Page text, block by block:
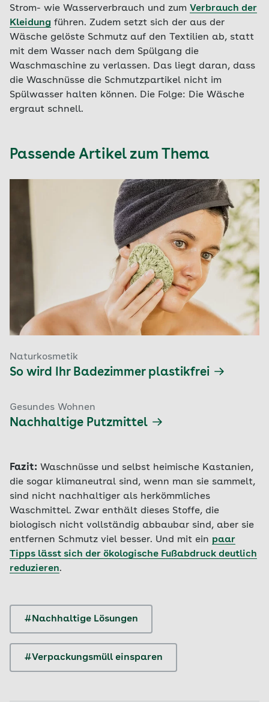
Strom- wie Wasserverbrauch und zum Verbrauch der
Kleidung führen. Zudem setzt sich der aus der
Wäsche gelöste Schmutz auf den Textilien ab, statt
mit dem Wasser nach dem Spülgang die
Waschmaschine zu verlassen. Das liegt daran, dass
die Waschnüsse die Schmutzpartikel nicht im
Spülwasser halten können. Die Folge: Die Wäsche
ergraut schnell.
Passende Artikel zum Thema
Naturkosmetik
So wird Ihr Badezimmer plastikfrei
Gesundes Wohnen
Nachhaltige Putzmittel
Fazit: Waschnüsse und selbst heimische Kastanien,
die sogar klimaneutral sind, wenn man sie sammelt,
sind nicht nachhaltiger als herkömmliches
Waschmittel. Zwar enthält dieses Stoffe, die
biologisch nicht vollständig abbaubar sind, aber sie
entfernen Schmutz viel besser. Und mit ein paar
Tipps lässt sich der ökologische Fußabdruck deutlich
reduzieren.
#Nachhaltige Lösungen
#Verpackungsmüll einsparen